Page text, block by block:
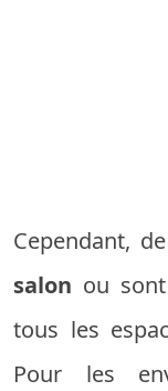
Cependant,
salon ou
tous les
Pour les